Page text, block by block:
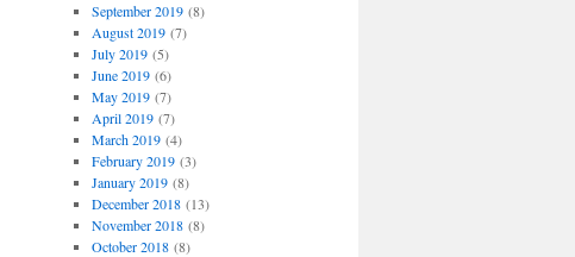
September 2019(8)
August 2019(7)
July 2019(5)
June 2019(6)
May 2019(7)
April 2019(7)
March 2019(4)
February 2019(3)
January 2019(8)
December 2018(13)
November 2018(8)
October 2018(8)